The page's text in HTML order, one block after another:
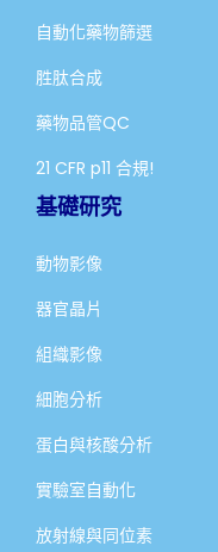
自動化藥物篩選
胜肽合成
藥物品管QC
21 CFR p11 合規!
基礎研究
動物影像
器官晶片
組織影像
細胞分析
蛋白與核酸分析
實驗室自動化
放射線與同位素